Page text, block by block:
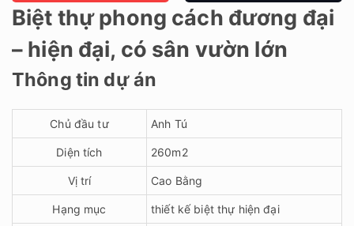
Biệt thự phong cách đương đại
– hiện đại, có sân vườn lớn
Thông tin dự án
Chủ đầu tư Anh Tú
Diện tích 260m2
Vị trí Cao Bằng
Hạng mục thiết kế biệt thự hiện đại